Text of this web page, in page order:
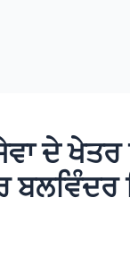
ਦੇ ਖੇਤਰ
ਬਲਵਿੰਦਰ